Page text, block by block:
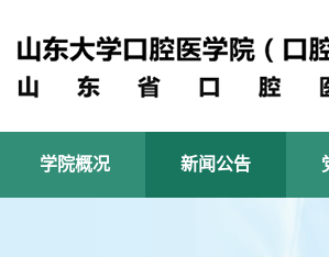
学院概况 新闻公告